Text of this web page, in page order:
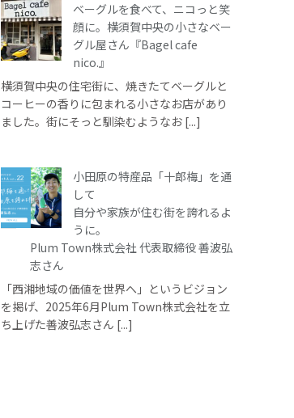
ベーグルを食べて、ニコっと笑
顔に。横須賀中央の小さなベー
グル屋さん『Bagel cafe
nico.』
横須賀中央の住宅街に、焼きたてベーグルと
コーヒーの香りに包まれる小さなお店があり
ました。街にそっと馴染むようなお [...]
小田原の特産品「十郎梅」を通
して
自分や家族が住む街を誇れるよ
うに。
Plum Town株式会社 代表取締役 善波弘
志さん
「西湘地域の価値を世界へ」というビジョン
を掲げ、2025年6月Plum Town株式会社を立
ち上げた善波弘志さん [...]